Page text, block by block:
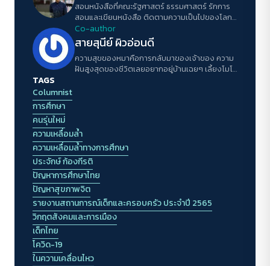
สอนหนังสือที่คณะรัฐศาสตร์ ธรรมศาสตร์ รักการ
สอนและเขียนหนังสือ ติดตามความเป็นไปของโลก
และสังคมไทย เวลาว่างอ่านนิยาย ดูหนังสืบสวน
สอบสวน และเชียร์ลิเวอร์พูล เชื่อมั่นในพลังของการ
เปลี่ยนแปลงโลกด้วยสติปัญญาและพลังของคน
หนุ่มสาว
Co-author
สายสุนีย์ ผิวอ่อนดี
ความสุขของหมาคือการกลับมาของเจ้าของ ความ
ฝันสูงสุดของชีวิตเลยอยากอยู่บ้านเฉยๆ เลี้ยงโมโม่
TAGS
Columnist
การศึกษา
คนรุ่นใหม่
ความเหลื่อมล้ำ
ความเหลื่อมล้ำทางการศึกษา
ประจักษ์ ก้องกีรติ
ปัญหาการศึกษาไทย
ปัญหาสุขภาพจิต
รายงานสถานการณ์เด็กและครอบครัว ประจำปี 2565
วิกฤตสังคมและการเมือง
เด็กไทย
โควิด-19
ในความเคลื่อนไหว